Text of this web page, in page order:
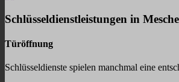
Schlüsseldienstleistungen in
Türöffnung
Schlüsseldienste spielen manchmal eine